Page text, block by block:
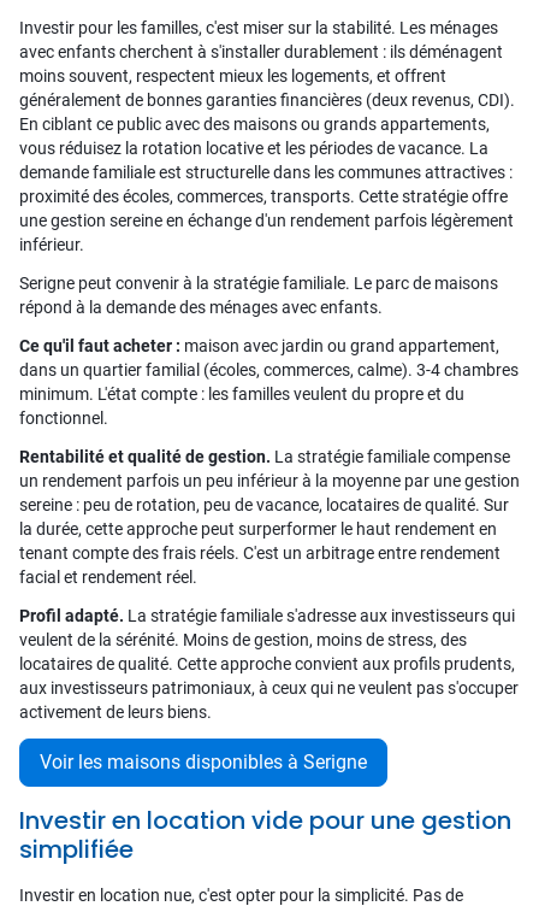
Investir pour les familles, c'est miser sur la stabilité. Les ménages
avec enfants cherchent à s'installer durablement : ils déménagent
moins souvent, respectent mieux les logements, et offrent
généralement de bonnes garanties financières (deux revenus, CDI).
En ciblant ce public avec des maisons ou grands appartements,
vous réduisez la rotation locative et les périodes de vacance. La
demande familiale est structurelle dans les communes attractives :
proximité des écoles, commerces, transports. Cette stratégie offre
une gestion sereine en échange d'un rendement parfois légèrement
inférieur.
Serigne peut convenir à la stratégie familiale. Le parc de maisons
répond à la demande des ménages avec enfants.
Ce qu'il faut acheter : maison avec jardin ou grand appartement,
dans un quartier familial (écoles, commerces, calme). 3-4 chambres
minimum. L'état compte : les familles veulent du propre et du
fonctionnel.
Rentabilité et qualité de gestion. La stratégie familiale compense
un rendement parfois un peu inférieur à la moyenne par une gestion
sereine : peu de rotation, peu de vacance, locataires de qualité. Sur
la durée, cette approche peut surperformer le haut rendement en
tenant compte des frais réels. C'est un arbitrage entre rendement
facial et rendement réel.
Profil adapté. La stratégie familiale s'adresse aux investisseurs qui
veulent de la sérénité. Moins de gestion, moins de stress, des
locataires de qualité. Cette approche convient aux profils prudents,
aux investisseurs patrimoniaux, à ceux qui ne veulent pas s'occuper
activement de leurs biens.
Voir les maisons disponibles à Serigne
Investir en location vide pour une gestion
simplifiée
Investir en location nue, c'est opter pour la simplicité. Pas de